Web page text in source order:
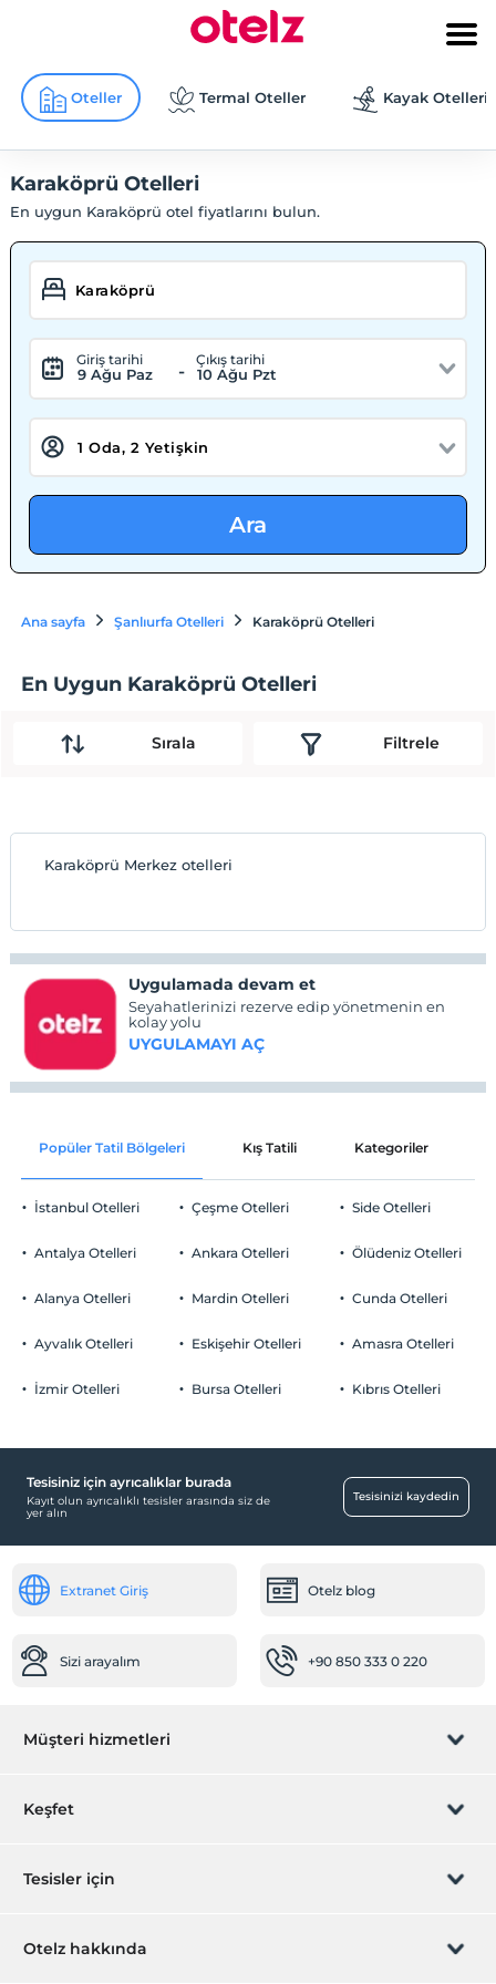
Oteller Termal Oteller Kayak Otelleri
Karaköprü Otelleri
En uygun Karaköprü otel fiyatlarını bulun.
Giriş tarihi
9 Ağu Paz -
Çıkış tarihi
10 Ağu Pzt
Ara
Ana sayfa Şanlıurfa Otelleri Karaköprü Otelleri
En Uygun Karaköprü Otelleri
Sırala Filtrele
Karaköprü Merkez otelleri
Uygulamada devam et
Seyahatlerinizi rezerve edip yönetmenin en
kolay yolu
UYGULAMAYI AÇ
Popüler Tatil Bölgeleri Kış Tatili Kategoriler
İstanbul Otelleri
Antalya Otelleri
Alanya Otelleri
Ayvalık Otelleri
İzmir Otelleri
Çeşme Otelleri
Ankara Otelleri
Mardin Otelleri
Eskişehir Otelleri
Bursa Otelleri
Side Otelleri
Ölüdeniz Otelleri
Cunda Otelleri
Amasra Otelleri
Kıbrıs Otelleri
Tesisiniz için ayrıcalıklar burada
Kayıt olun ayrıcalıklı tesisler arasında siz de
yer alın
Tesisinizi kaydedin
Extranet Giriş Otelz blog
Sizi arayalım +90 850 333 0 220
Müşteri hizmetleri
Rezervasyon yönet
Keşfet
Hediye Kart
Tesisler için
Hemen tesisinizi ekleyin
Otelz hakkında